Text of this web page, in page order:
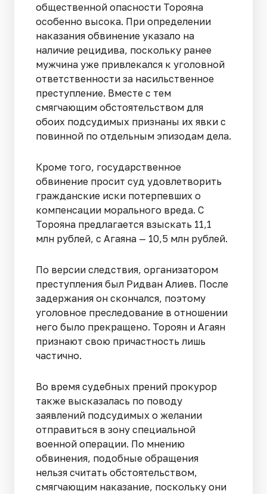
общественной опасности Торояна
особенно высока. При определении
наказания обвинение указало на
наличие рецидива, поскольку ранее
мужчина уже привлекался к уголовной
ответственности за насильственное
преступление. Вместе с тем
смягчающим обстоятельством для
обоих подсудимых признаны их явки с
повинной по отдельным эпизодам дела.
Кроме того, государственное
обвинение просит суд удовлетворить
гражданские иски потерпевших о
компенсации морального вреда. С
Торояна предлагается взыскать 11,1
млн рублей, с Агаяна — 10,5 млн рублей.
По версии следствия, организатором
преступления был Ридван Алиев. После
задержания он скончался, поэтому
уголовное преследование в отношении
него было прекращено. Тороян и Агаян
признают свою причастность лишь
частично.
Во время судебных прений прокурор
также высказалась по поводу
заявлений подсудимых о желании
отправиться в зону специальной
военной операции. По мнению
обвинения, подобные обращения
нельзя считать обстоятельством,
смягчающим наказание, поскольку они